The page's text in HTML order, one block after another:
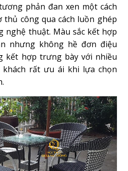
phản đan xen một cách
công qua cách luồn ghép
nghệ thuật. Màu sắc kết hợp
nhưng không hề đơn điệu
kết hợp trưng bày với nhiều
rất ưu ái khi lựa chọn